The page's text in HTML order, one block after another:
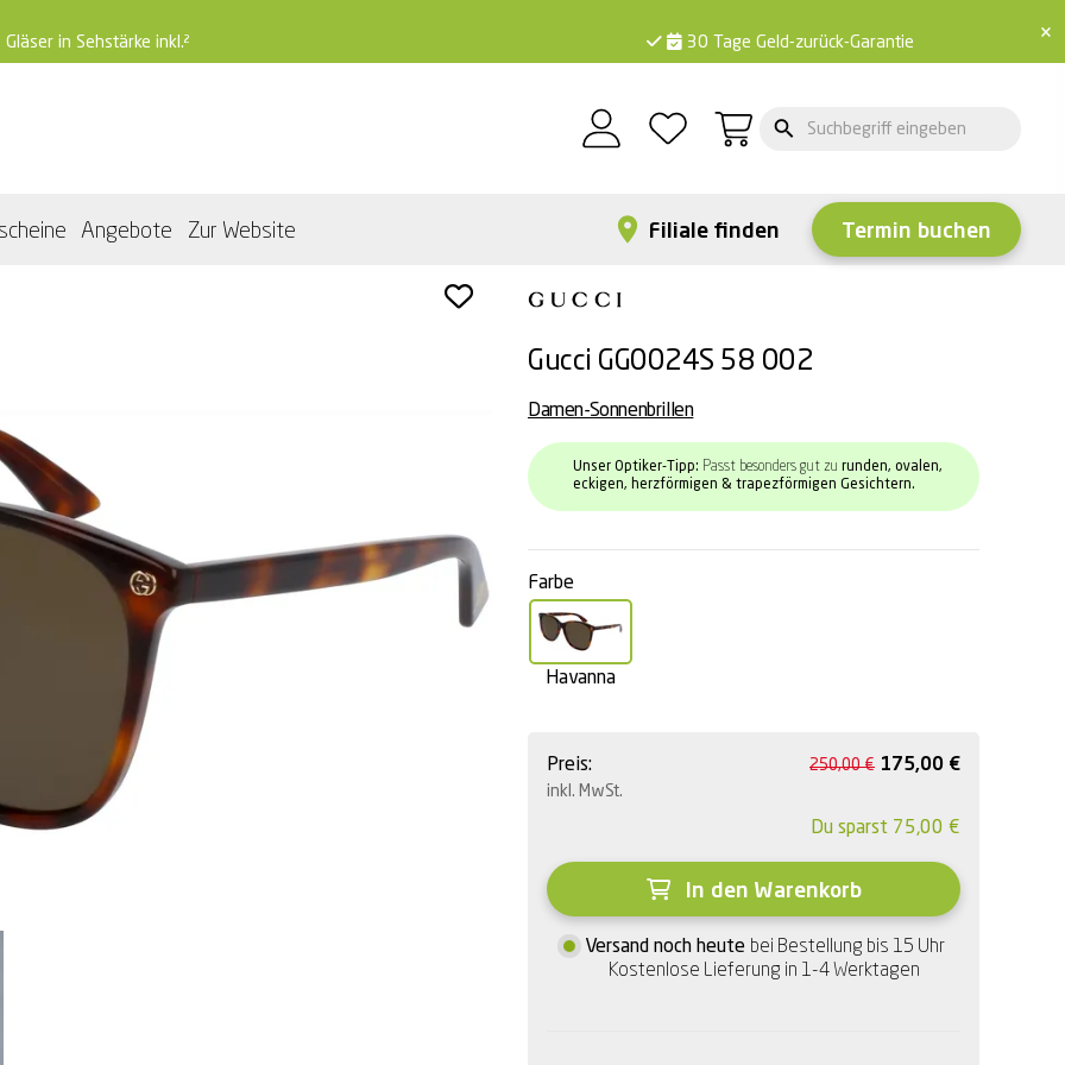
×
Gläser in Sehstärke inkl.² 30 Tage Geld-zurück-Garantie
Angebote Zur Website Filiale finden Termin buchen
Gucci GG0024S 58 002
Damen-Sonnenbrillen
Unser Optiker-Tipp: Passt besonders gut zu runden, ovalen,
eckigen, herzförmigen & trapezförmigen Gesichtern.
Farbe
Havanna
Preis:
inkl. MwSt.
250,00€ 175,00 €
Du sparst 75,00 €
In den Warenkorb
Versand noch heute bei Bestellung bis 15 Uhr
Kostenlose Lieferung in 1-4 Werktagen